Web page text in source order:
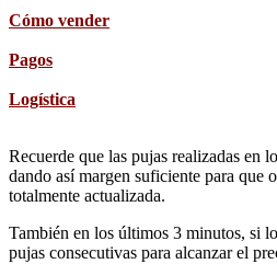
Cómo vender
Pagos
Logística
Recuerde que las pujas realizadas en
dando así margen suficiente para que
totalmente actualizada.
También en los últimos 3 minutos, si
pujas consecutivas para alcanzar el